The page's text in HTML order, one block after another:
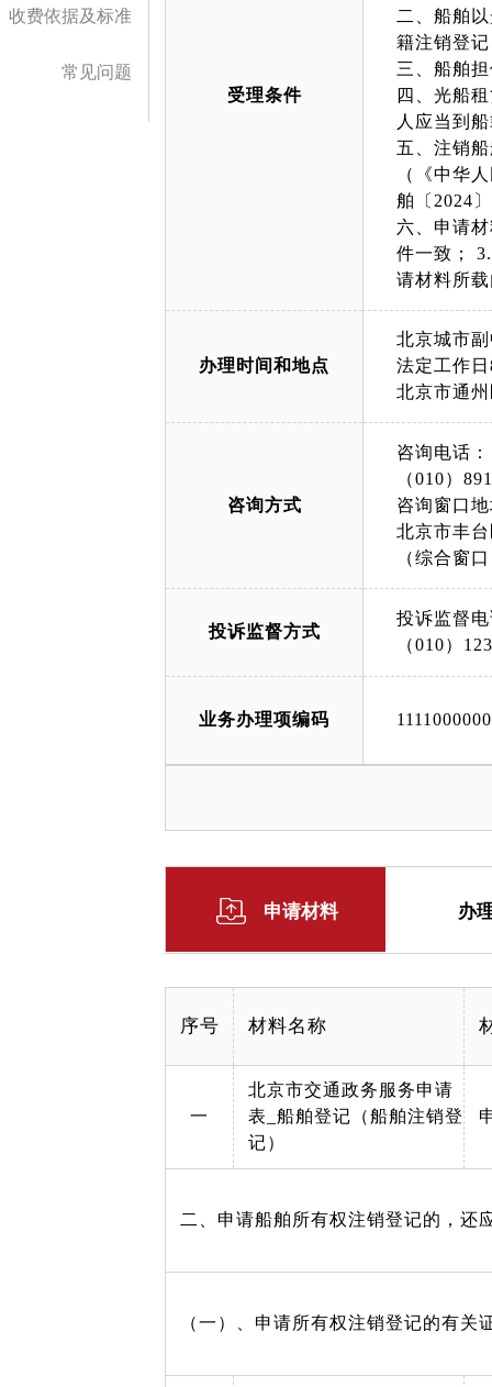
收费依据及标准
常见问题
受理条件
二、船舶
籍注销登记
三、船舶
四、光船
人应当到
五、注销
（《中华
舶〔2024
六、申请
件一致；
请材料所
办理时间和地点
北京城市
法定工作
北京市通
咨询方式
咨询电话：
（010）
咨询窗口
北京市丰
（综合窗
投诉监督方式
投诉监督
（010）
业务办理项编码
申请材料 办
序号 材料名称
一
北京市交通政务服务申请
表_船舶登记（船舶注销登
记）
二、申请船舶所有权注销登记的，还
（一）、申请所有权注销登记的有关